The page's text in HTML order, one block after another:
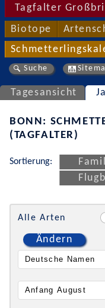
Tagfalter
Biotope
Suche
Tagesansicht
BONN:
(TAGFALTER)
Sortierung:
Alle Arten
Ändern